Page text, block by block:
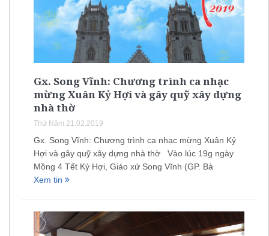
Gx. Song Vĩnh: Chương trình ca nhạc
mừng Xuân Kỷ Hợi và gây quỹ xây dựng
nhà thờ
Thứ Năm 21.02.2019
Gx. Song Vĩnh: Chương trình ca nhạc mừng Xuân Kỷ
Hợi và gây quỹ xây dựng nhà thờ Vào lúc 19g ngày
Mồng 4 Tết Kỷ Hợi, Giáo xứ Song Vĩnh (GP. Bà
Xem tin